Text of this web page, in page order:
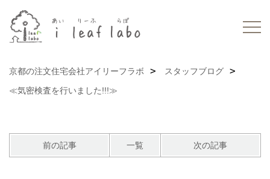
京都の注文住宅会社アイリーフラボ
スタッフブログ
≪気密検査を行いました!!!≫
前の記事 一覧 次の記事